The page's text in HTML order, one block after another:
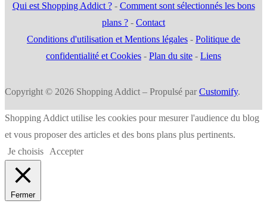
Qui est Shopping Addict ?- Comment sont sélectionnés les bons
plans ? - Contact
Conditions d'utilisation et Mentions légales - Politique de
confidentialité et Cookies - Plan du site - Liens
Copyright © 2026 Shopping Addict – Propulsé par Customify.
Shopping Addict utilise les cookies pour mesurer l'audience du blog
et vous proposer des articles et des bons plans plus pertinents.
Je choisis
Accepter
Fermer